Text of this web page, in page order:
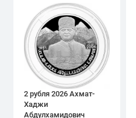
2 рубля 2026 Ахмат-
Хаджи
Абдулхамидович